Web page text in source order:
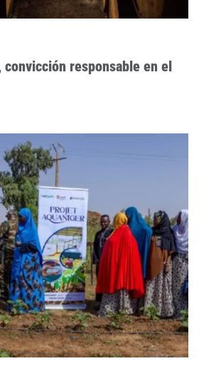
responsable en el